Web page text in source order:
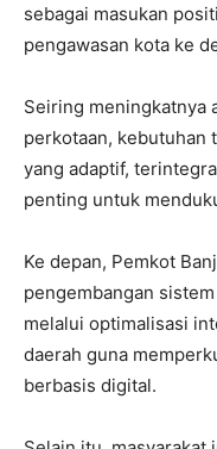
sebagai masukan
pengawasan kota ke
Seiring meningkatnya
perkotaan, kebutuhan
yang adaptif,
penting untuk
Ke depan, Pemkot
pengembangan
melalui optimalisasi
daerah guna
berbasis digital.